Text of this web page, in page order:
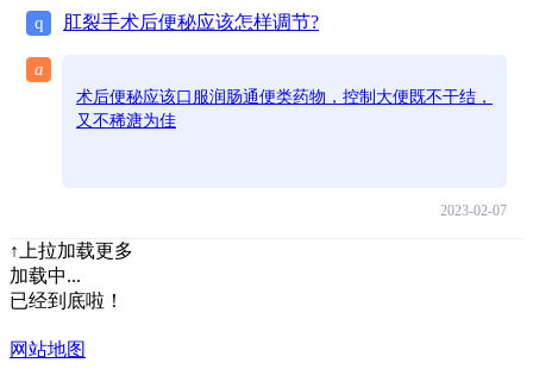
q 肛裂手术后便秘应该怎样调节?
a
术后便秘应该口服润肠通便类药物，控制大便既不干结，
又不稀溏为佳
2023-02-07
↑上拉加载更多
加载中...
已经到底啦！
网站地图